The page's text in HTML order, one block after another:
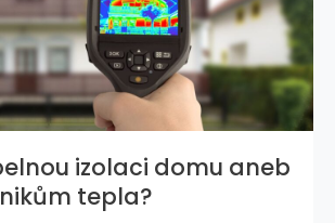
izolaci domu aneb
tepla?